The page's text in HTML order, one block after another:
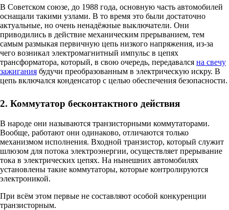
В Советском союзе, до 1988 года, основную часть автомобилей
оснащали такими узлами. В то время это были достаточно
актуальные, но очень ненадёжные выключатели. Они
приводились в действие механическим прерыванием, тем
самым размыкая первичную цепь низкого напряжения, из-за
чего возникал электромагнитный импульс в цепях
трансформатора, который, в свою очередь, передавался на свечу
зажигания будучи преобразованным в электрическую искру. В
цепь включался конденсатор с целью обеспечения безопасности.
2. Коммутатор бесконтактного действия
В народе они называются транзисторными коммутаторами.
Вообще, работают они одинаково, отличаются только
механизмом исполнения. Входной транзистор, который служит
шлюзом для потока электроэнергии, осуществляет прерывание
тока в электрических цепях. На нынешних автомобилях
установлены такие коммутаторы, которые контролируются
электроникой.
При всём этом первые не составляют особой конкуренции
транзисторным.